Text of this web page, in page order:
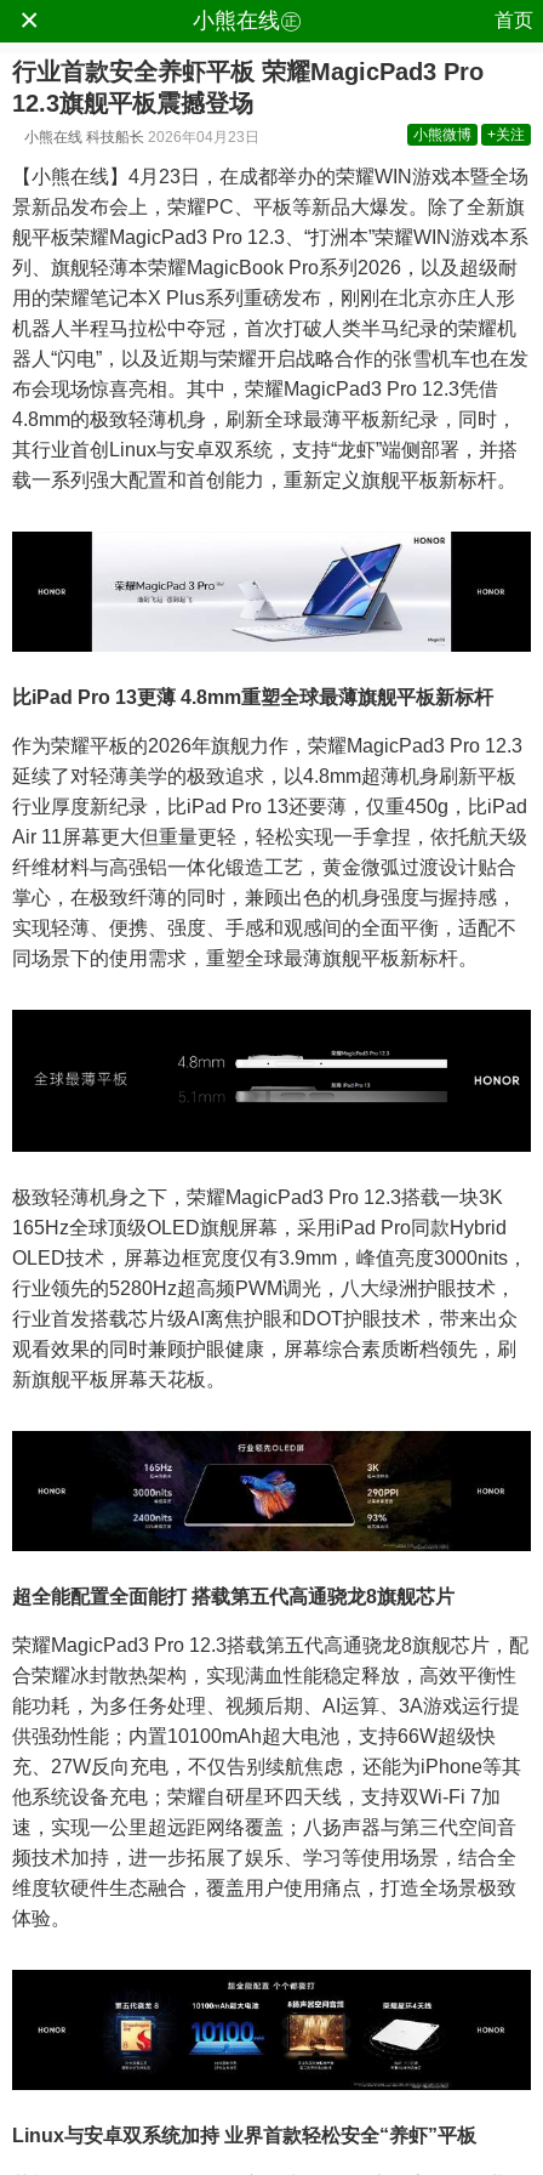
× 小熊在线㊣ 首页
行业首款安全养虾平板 荣耀MagicPad3 Pro
12.3旗舰平板震撼登场
小熊在线 科技船长 2026年04月23日 小熊微博 +关注
【小熊在线】4月23日，在成都举办的荣耀WIN游戏本暨全场
景新品发布会上，荣耀PC、平板等新品大爆发。除了全新旗
舰平板荣耀MagicPad3 Pro 12.3、“打洲本”荣耀WIN游戏本系
列、旗舰轻薄本荣耀MagicBook Pro系列2026，以及超级耐
用的荣耀笔记本X Plus系列重磅发布，刚刚在北京亦庄人形
机器人半程马拉松中夺冠，首次打破人类半马纪录的荣耀机
器人“闪电”，以及近期与荣耀开启战略合作的张雪机车也在发
布会现场惊喜亮相。其中，荣耀MagicPad3 Pro 12.3凭借
4.8mm的极致轻薄机身，刷新全球最薄平板新纪录，同时，
其行业首创Linux与安卓双系统，支持“龙虾”端侧部署，并搭
载一系列强大配置和首创能力，重新定义旗舰平板新标杆。
比iPad Pro 13更薄 4.8mm重塑全球最薄旗舰平板新标杆
作为荣耀平板的2026年旗舰力作，荣耀MagicPad3 Pro 12.3
延续了对轻薄美学的极致追求，以4.8mm超薄机身刷新平板
行业厚度新纪录，比iPad Pro 13还要薄，仅重450g，比iPad
Air 11屏幕更大但重量更轻，轻松实现一手拿捏，依托航天级
纤维材料与高强铝一体化锻造工艺，黄金微弧过渡设计贴合
掌心，在极致纤薄的同时，兼顾出色的机身强度与握持感，
实现轻薄、便携、强度、手感和观感间的全面平衡，适配不
同场景下的使用需求，重塑全球最薄旗舰平板新标杆。
极致轻薄机身之下，荣耀MagicPad3 Pro 12.3搭载一块3K
165Hz全球顶级OLED旗舰屏幕，采用iPad Pro同款Hybrid
OLED技术，屏幕边框宽度仅有3.9mm，峰值亮度3000nits，
行业领先的5280Hz超高频PWM调光，八大绿洲护眼技术，
行业首发搭载芯片级AI离焦护眼和DOT护眼技术，带来出众
观看效果的同时兼顾护眼健康，屏幕综合素质断档领先，刷
新旗舰平板屏幕天花板。
超全能配置全面能打 搭载第五代高通骁龙8旗舰芯片
荣耀MagicPad3 Pro 12.3搭载第五代高通骁龙8旗舰芯片，配
合荣耀冰封散热架构，实现满血性能稳定释放，高效平衡性
能功耗，为多任务处理、视频后期、AI运算、3A游戏运行提
供强劲性能；内置10100mAh超大电池，支持66W超级快
充、27W反向充电，不仅告别续航焦虑，还能为iPhone等其
他系统设备充电；荣耀自研星环四天线，支持双Wi-Fi 7加
速，实现一公里超远距网络覆盖；八扬声器与第三代空间音
频技术加持，进一步拓展了娱乐、学习等使用场景，结合全
维度软硬件生态融合，覆盖用户使用痛点，打造全场景极致
体验。
Linux与安卓双系统加持 业界首款轻松安全“养虾”平板